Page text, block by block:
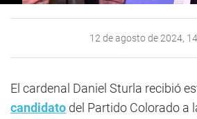
12 de agosto de 2024,
El cardenal Daniel Sturla recibió
candidato del Partido Colorado a